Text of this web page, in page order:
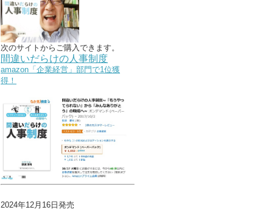
次のサイトからご購入できます。
間違いだらけの人事制度
amazon「企業経営」部門で1位獲
得！
2024年12月16日発売